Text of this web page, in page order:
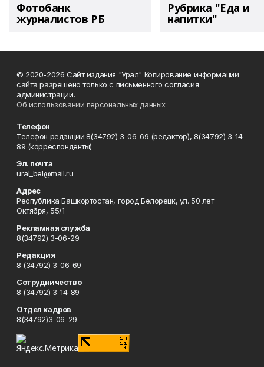
Фотобанк
журналистов РБ
Рубрика "Еда и
напитки"
© 2020-2026 Сайт издания "Урал" Копирование информации
сайта разрешено только с письменного согласия
администрации.
Об использовании персональных данных
Телефон
Телефон редакции:8(34792) 3-06-69 (редактор), 8(34792) 3-14-
89 (корреспонденты)
Эл. почта
ural_bel@mail.ru
Адрес
Республика Башкортостан, город Белорецк, ул. 50 лет
Октября, 55/1
Рекламная служба
8(34792) 3-06-29
Редакция
8 (34792) 3-06-69
Сотрудничество
8 (34792) 3-14-89
Отдел кадров
8(34792)3-06-29